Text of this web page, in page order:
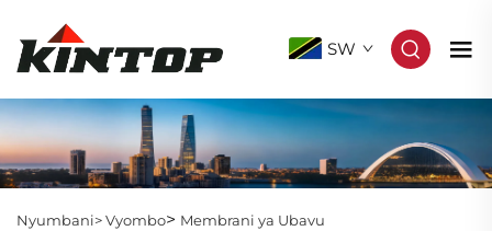
SW
Nyumbani>Vyombo> Membrani ya Ubavu